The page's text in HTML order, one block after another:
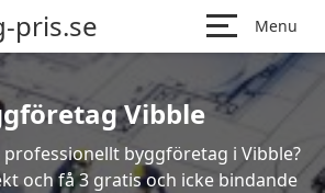
pris.se Menu
Vibble
byggföretag i Vibble?
och få 3 gratis och icke bindande